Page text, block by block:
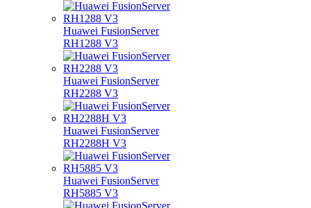
Huawei FusionServer
RH1288 V3
Huawei FusionServer
RH2288 V3
Huawei FusionServer
RH2288H V3
Huawei FusionServer
RH5885 V3